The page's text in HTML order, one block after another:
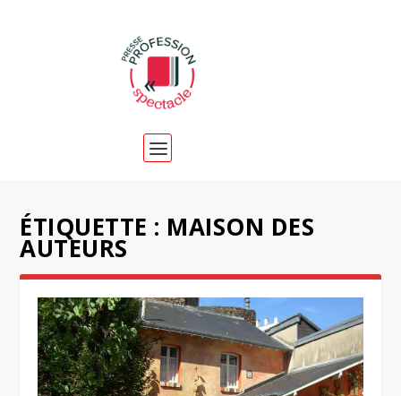
ÉTIQUETTE : MAISON DES
AUTEURS